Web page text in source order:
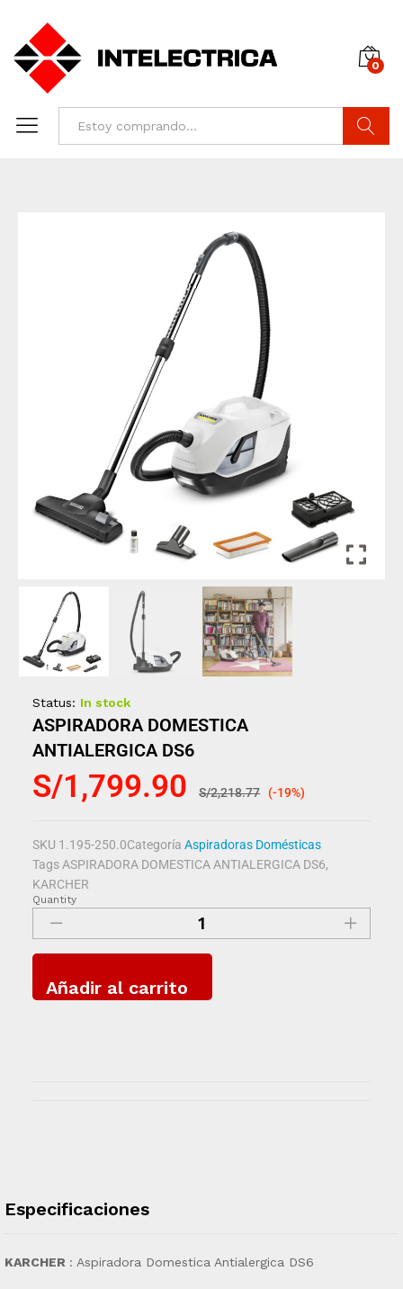
0
Status: In stock
ASPIRADORA DOMESTICA
ANTIALERGICA DS6
S/1,799.90 S/2,218.77 (-19%)
SKU 1.195-250.0Categoría Aspiradoras Domésticas
Tags ASPIRADORA DOMESTICA ANTIALERGICA DS6,
KARCHER
Quantity
Añadir al carrito
Especificaciones
KARCHER : Aspiradora Domestica Antialergica DS6